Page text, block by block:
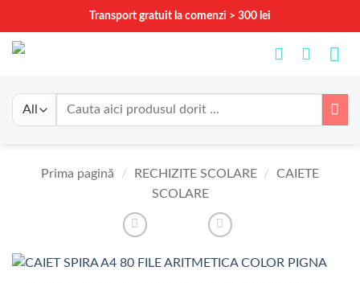
content
Transport gratuit la comenzi > 300 lei
Caută
Prima pagină / RECHIZITE SCOLARE /
CAIETE
SCOLARE